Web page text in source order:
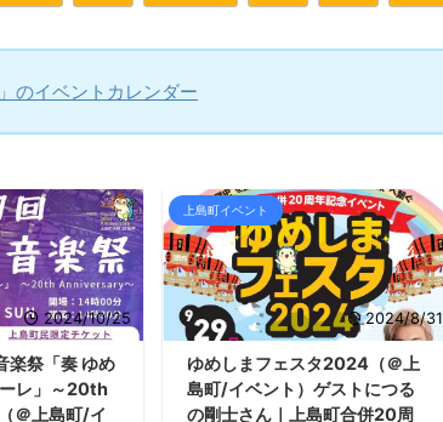
のイベントカレンダー
2024/10/25
楽祭「奏 ゆめ
レ」～20th
＠上島町/イ
上島町イベント
2024/8/31
ゆめしまフェスタ2024（＠上
島町/イベント）ゲストにつる
の剛士さん｜上島町合併20周